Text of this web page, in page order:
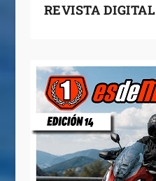
REVISTA DIGITAL